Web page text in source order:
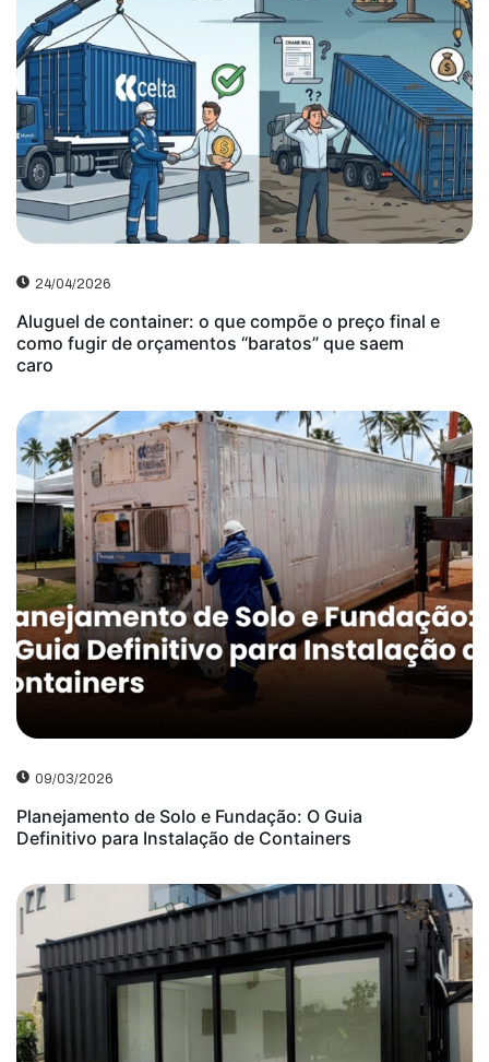
24/04/2026
Aluguel de container: o que compõe o preço final e
como fugir de orçamentos “baratos” que saem
caro
09/03/2026
Planejamento de Solo e Fundação: O Guia
Definitivo para Instalação de Containers